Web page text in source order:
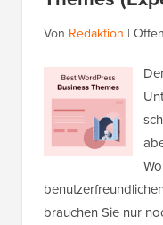
Von Redaktion |
brauchen Sie nur